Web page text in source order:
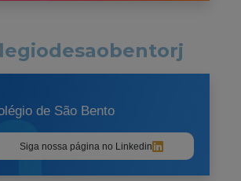
de São Bento
Siga nossa página no Linkedin